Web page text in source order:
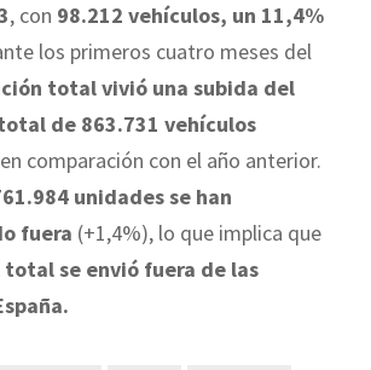
, con 98.212 vehículos, un 11,4%
los primeros cuatro meses del
total vivió una subida del
de 863.731 vehículos
en comparación con el año anterior.
unidades se han
fuera (+1,4%), lo que implica que
se envió fuera de las